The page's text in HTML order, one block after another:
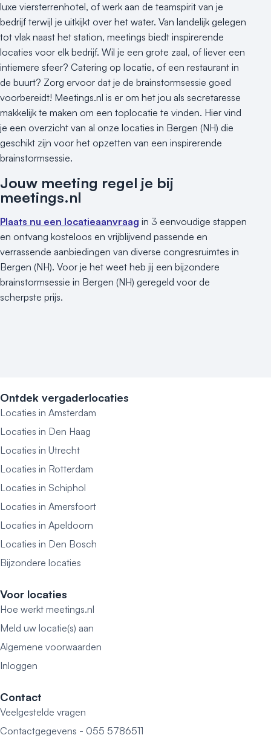
luxe viersterrenhotel, of werk aan de teamspirit van je
bedrijf terwijl je uitkijkt over het water. Van landelijk gelegen
tot vlak naast het station, meetings biedt inspirerende
locaties voor elk bedrijf. Wil je een grote zaal, of liever een
intiemere sfeer? Catering op locatie, of een restaurant in
de buurt? Zorg ervoor dat je de brainstormsessie goed
voorbereidt! Meetings.nl is er om het jou als secretaresse
makkelijk te maken om een toplocatie te vinden. Hier vind
je een overzicht van al onze locaties in Bergen (NH) die
geschikt zijn voor het opzetten van een inspirerende
brainstormsessie.
Jouw meeting regel je bij
meetings.nl
Plaats nu een locatieaanvraag in 3 eenvoudige stappen
en ontvang kosteloos en vrijblijvend passende en
verrassende aanbiedingen van diverse congresruimtes in
Bergen (NH). Voor je het weet heb jij een bijzondere
brainstormsessie in Bergen (NH) geregeld voor de
scherpste prijs.
Ontdek vergaderlocaties
Locaties in Amsterdam
Locaties in Den Haag
Locaties in Utrecht
Locaties in Rotterdam
Locaties in Schiphol
Locaties in Amersfoort
Locaties in Apeldoorn
Locaties in Den Bosch
Bijzondere locaties
Voor locaties
Hoe werkt meetings.nl
Meld uw locatie(s) aan
Algemene voorwaarden
Inloggen
Contact
Veelgestelde vragen
Contactgegevens - 055 5786511